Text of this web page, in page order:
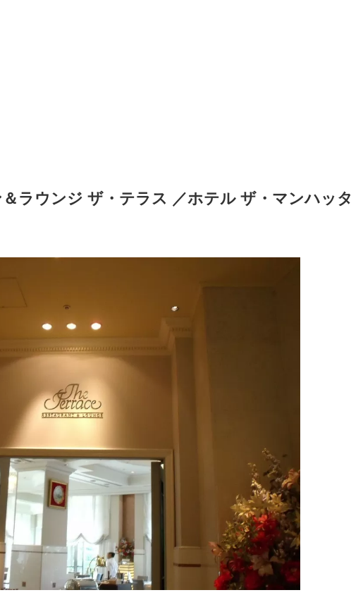
ラウンジ ザ・テラス ／ホテル ザ・マンハッタ